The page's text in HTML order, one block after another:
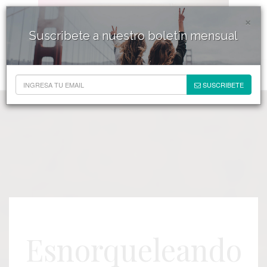
×
Suscribete a nuestro boletín mensual
SUSCRIBETE